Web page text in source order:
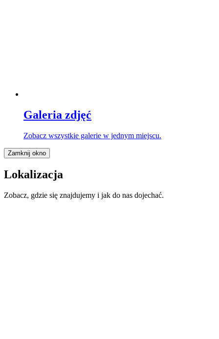
Galeria zdjęć
Zobacz wszystkie galerie w jednym miejscu.
Zamknij okno
Lokalizacja
Zobacz, gdzie się znajdujemy i jak do nas dojechać.